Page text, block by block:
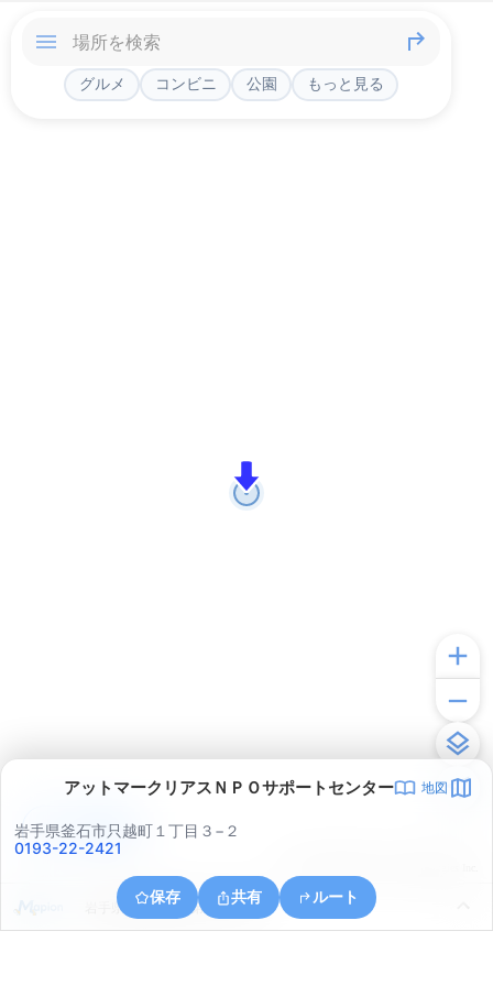
グルメ コンビニ 公園 もっと見る
アットマークリアスＮＰＯサポートセンター 地図
岩手県釜石市只越町１丁目３−２
0193-22-2421
保存 共有 ルート
岩手県釜石市釜石第１５地割
アプリで見る